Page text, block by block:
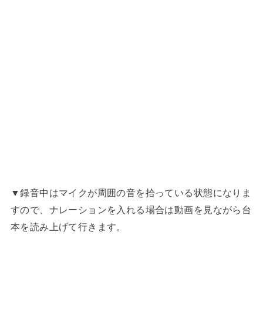
▼録音中はマイクが周囲の音を拾っている状態になりま
すので、ナレーションを入れる場合は動画を見ながら台
本を読み上げて行きます。